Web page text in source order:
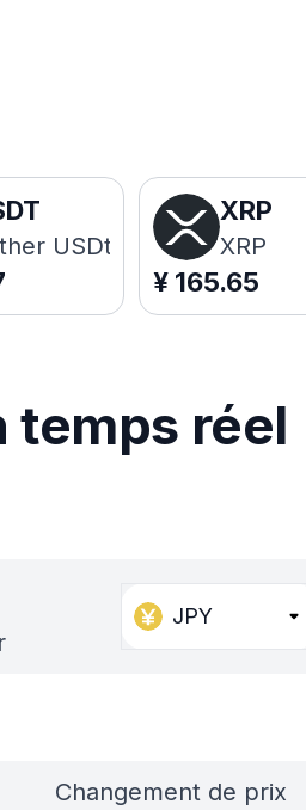
USDt
XRP
XRP
¥ 165.65
temps réel
JPY
Changement de prix